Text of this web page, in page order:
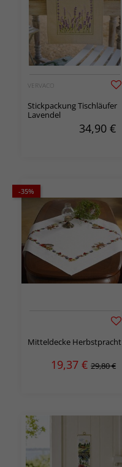
VERVACO
Stickpackung Tischläufer
Lavendel
34,90 €
-35%
Mitteldecke Herbstpracht
19,37 € 29,80 €